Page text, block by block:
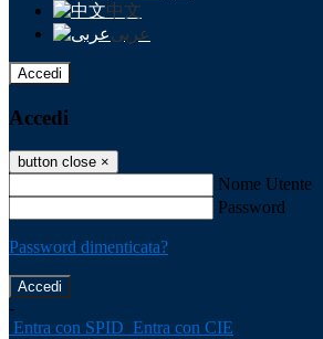
中文
عربى
Accedi
Accedi
button close ×
Nome Utente
Password
Password dimenticata?
-
Entra con SPID Entra con CIE